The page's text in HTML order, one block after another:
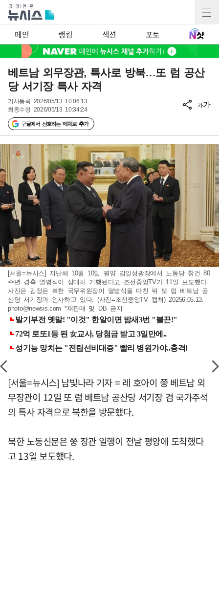
메인 랭킹 섹션 포토
베트남 외무장관, 특사로 방북…또 럼 공산
당 서기장 특사 자격
기사등록 2026/05/13 10:06:13
최종수정 2026/05/13 10:34:24
구글에서 선호하는 매체로 추가
가가
[서울=뉴시스] 지난해 10월 10일 평양 김일성광장에서 노동당 창건 80
주년 경축 열병식이 성대히 거행됐다고 조선중앙TV가 11일 보도했다.
사진은 김정은 북한 국무위원장이 열병식을 마친 뒤 또 럼 베트남 공
산당 서기장과 인사하고 있다. (사진=조선중앙TV 캡처) 20256.05.13.
photo@newsis.com *재판매 및 DB 금지
[서울=뉴시스] 남빛나라 기자 = 레 호아이 쭝 베트남 외
무장관이 12일 또 럼 베트남 공산당 서기장 겸 국가주석
의 특사 자격으로 북한을 방문했다.
북한 노동신문은 쭝 장관 일행이 전날 평양에 도착했다
고 13일 보도했다.